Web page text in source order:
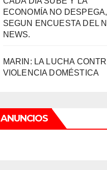
ECONOMÍA NO DESPEGA,
SEGUN ENCUESTA DEL
NEWS.
MARIN: LA LUCHA
VIOLENCIA DOMÉSTICA
ANUNCIOS